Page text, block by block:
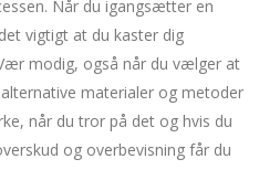
Når du igangsætter en
vigtigt at du kaster dig
modig, også når du vælger at
materialer og metoder
når du tror på det og hvis du
og overbevisning får du